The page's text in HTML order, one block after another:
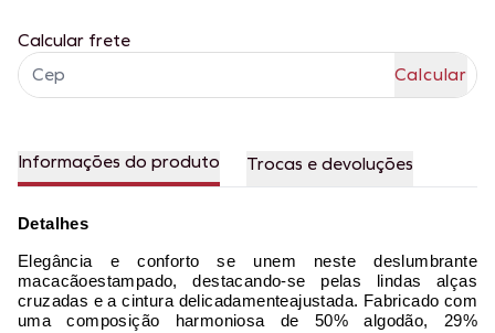
Calcular frete
Informações do produto Trocas e devoluções
Detalhes
Elegância e conforto se unem neste deslumbrante
macacãoestampado, destacando-se pelas lindas alças
cruzadas e a cintura delicadamenteajustada. Fabricado com
uma composição harmoniosa de 50% algodão, 29%